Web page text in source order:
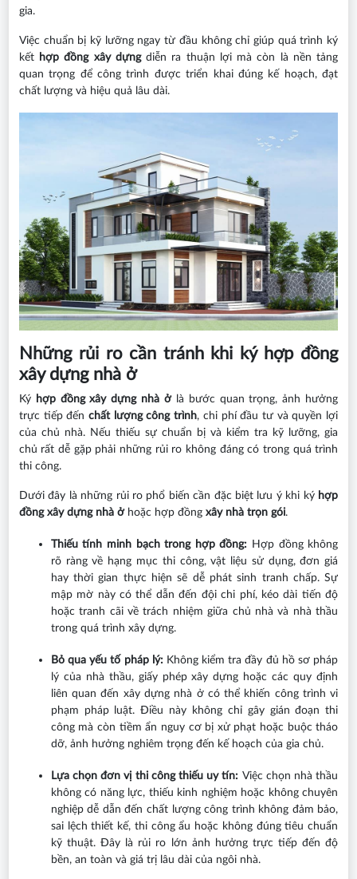
gia.
Việc chuẩn bị kỹ lưỡng ngay từ đầu không chỉ giúp quá trình ký
kếthợp đồng xây dựngdiễn ra thuận lợi mà còn là nền tảng
quan trọng để công trình được triển khai đúng kế hoạch, đạt
chất lượng và hiệu quả lâu dài.
Những rủi ro cần tránh khi ký hợp đồng
xây dựng nhà ở
Ký hợp đồng xây dựng nhà ởlà bước quan trọng, ảnh hưởng
trực tiếp đến chất lượng công trình, chi phí đầu tư và quyền lợi
của chủ nhà. Nếu thiếu sự chuẩn bị và kiểm tra kỹ lưỡng, gia
chủ rất dễ gặp phải những rủi ro không đáng có trong quá trình
thi công.
Dưới đây là những rủi ro phổ biến cần đặc biệt lưu ý khi ký hợp
đồng xây dựng nhà ởhoặc hợp đồng xây nhà trọn gói.
Thiếu tính minh bạch trong hợp đồng: Hợp đồng không
rõ ràng về hạng mục thi công, vật liệu sử dụng, đơn giá
hay thời gian thực hiện sẽ dễ phát sinh tranh chấp. Sự
mập mờ này có thể dẫn đến đội chi phí, kéo dài tiến độ
hoặc tranh cãi về trách nhiệm giữa chủ nhà và nhà thầu
trong quá trình xây dựng.
Bỏ qua yếu tố pháp lý: Không kiểm tra đầy đủ hồ sơ pháp
lý của nhà thầu, giấy phép xây dựng hoặc các quy định
liên quan đến xây dựng nhà ở có thể khiến công trình vi
phạm pháp luật. Điều này không chỉ gây gián đoạn thi
công mà còn tiềm ẩn nguy cơ bị xử phạt hoặc buộc tháo
dỡ, ảnh hưởng nghiêm trọng đến kế hoạch của gia chủ.
Lựa chọn đơn vị thi công thiếu uy tín: Việc chọn nhà thầu
không có năng lực, thiếu kinh nghiệm hoặc không chuyên
nghiệp dễ dẫn đến chất lượng công trình không đảm bảo,
sai lệch thiết kế, thi công ẩu hoặc không đúng tiêu chuẩn
kỹ thuật. Đây là rủi ro lớn ảnh hưởng trực tiếp đến độ
bền, an toàn và giá trị lâu dài của ngôi nhà.